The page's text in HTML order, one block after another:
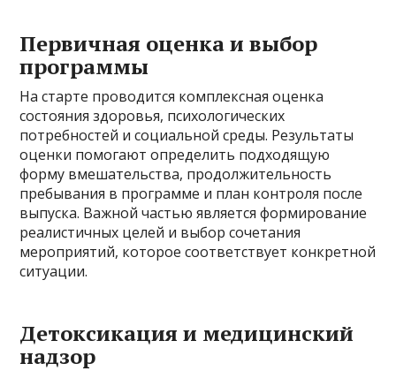
Первичная оценка и выбор
программы
На старте проводится комплексная оценка
состояния здоровья, психологических
потребностей и социальной среды. Результаты
оценки помогают определить подходящую
форму вмешательства, продолжительность
пребывания в программе и план контроля после
выпуска. Важной частью является формирование
реалистичных целей и выбор сочетания
мероприятий, которое соответствует конкретной
ситуации.
Детоксикация и медицинский
надзор